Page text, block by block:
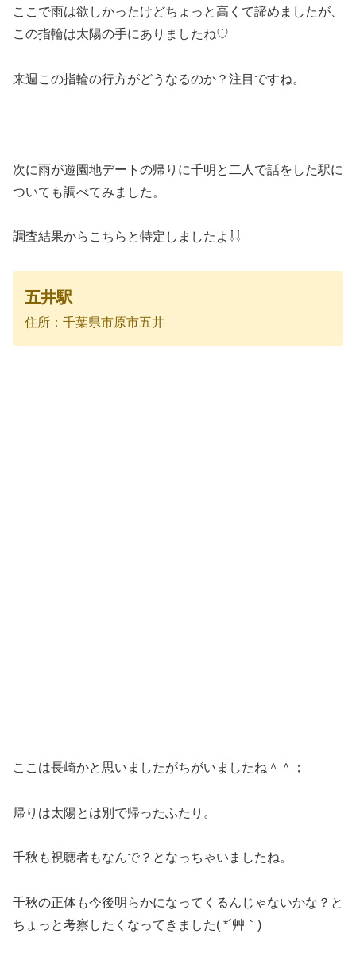
ここで雨は欲しかったけどちょっと高くて諦めましたが、
この指輪は太陽の手にありましたね♡
来週この指輪の行方がどうなるのか？注目ですね。
次に雨が遊園地デートの帰りに千明と二人で話をした駅に
ついても調べてみました。
調査結果からこちらと特定しましたよ⇩⇩
五井駅
住所：千葉県市原市五井
ここは長崎かと思いましたがちがいましたね＾＾；
帰りは太陽とは別で帰ったふたり。
千秋も視聴者もなんで？となっちゃいましたね。
千秋の正体も今後明らかになってくるんじゃないかな？と
ちょっと考察したくなってきました( *´艸｀)